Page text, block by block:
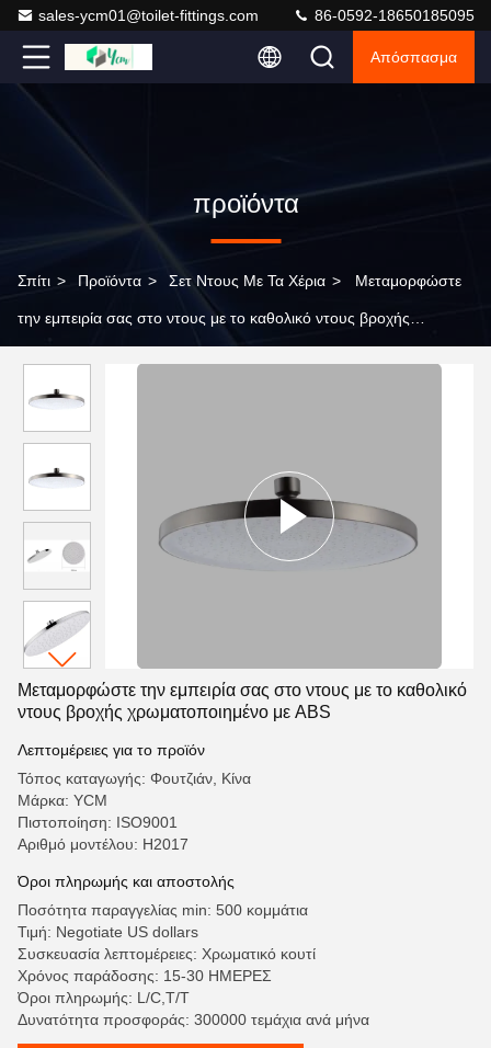
sales-ycm01@toilet-fittings.com 86-0592-18650185095
Απόσπασμα
προϊόντα
Σπίτι > Προϊόντα > Σετ Ντους Με Τα Χέρια > Μεταμορφώστε
την εμπειρία σας στο ντους με το καθολικό ντους βροχής
Μεταμορφώστε την εμπειρία σας στο ντους με το καθολικό
ντους βροχής χρωματοποιημένο με ABS
Λεπτομέρειες για το προϊόν
Τόπος καταγωγής: Φουτζιάν, Κίνα
Μάρκα: YCM
Πιστοποίηση: ISO9001
Αριθμό μοντέλου: H2017
Όροι πληρωμής και αποστολής
Ποσότητα παραγγελίας min: 500 κομμάτια
Τιμή: Negotiate US dollars
Συσκευασία λεπτομέρειες: Χρωματικό κουτί
Χρόνος παράδοσης: 15-30 ΗΜΕΡΕΣ
Όροι πληρωμής: L/C,T/T
Δυνατότητα προσφοράς: 300000 τεμάχια ανά μήνα